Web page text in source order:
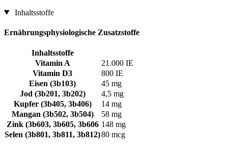
Inhaltsstoffe
Ernährungsphysiologische Zusatzstoffe
Inhaltsstoffe
Vitamin A
21.000 IE
Vitamin D3
800 IE
Eisen (3b103)
45 mg
Jod (3b201, 3b202)
4,5 mg
Kupfer (3b405, 3b406)
14 mg
Mangan (3b502, 3b504)
58 mg
Zink (3b603, 3b605, 3b606 148 mg
Selen (3b801, 3b811, 3b812)80 mcg